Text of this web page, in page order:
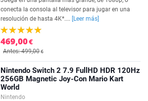
conecta la consola al televisor para jugar en una
resolución de hasta 4K*....
[Leer más]
469,00€
Antes: 499,00€
Nintendo Switch 2 7.9 FullHD HDR 120Hz
256GB Magnetic Joy-Con Mario Kart
World
Nintendo